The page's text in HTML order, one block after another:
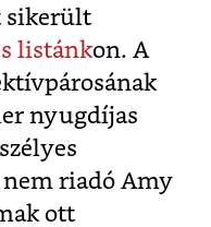
sikerült
listánkon. A
nyugdíjas
nem riadó Amy
ott